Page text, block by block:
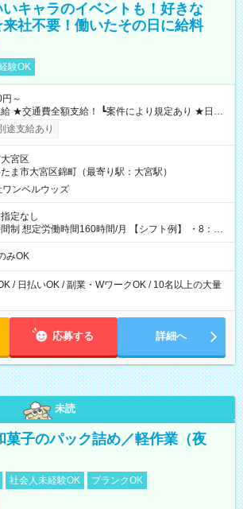
キャラのイベントも！好きな
社不要！働いたその日に給料
験OK
～
り ★日払
定あり） ┗働いたその日に現金GET♪ お仕事後はコ
日払い分を引き落とせます！ 【試用期間】試
途支給あり
宮区
ま市大宮区錦町（最寄り駅：大宮駅）
ワンベルウッズ
定なし
定労働時間160時間/月 【シフト例】 ・8：00
みOK
/ 日払いOK / 副業・WワークOK / 10名以上の大量
応募する 詳細へ
未読
菓子のパック詰め／軽作業（夜
社会人未経験OK
ブランクOK